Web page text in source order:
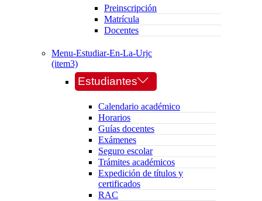
Preinscripción
Matrícula
Docentes
Menu-Estudiar-En-La-Urjc
(item3)
Estudiantes
Calendario académico
Horarios
Guías docentes
Exámenes
Seguro escolar
Trámites académicos
Expedición de títulos y
certificados
RAC